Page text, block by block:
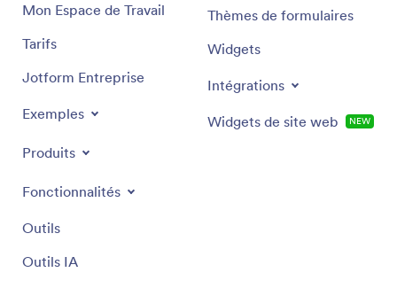
Mon Espace de Travail
Tarifs
Jotform Entreprise
Exemples
Produits
Fonctionnalités
Outils
Outils IA
Thèmes de formulaires
Widgets
Intégrations
Widgets de site web NEW